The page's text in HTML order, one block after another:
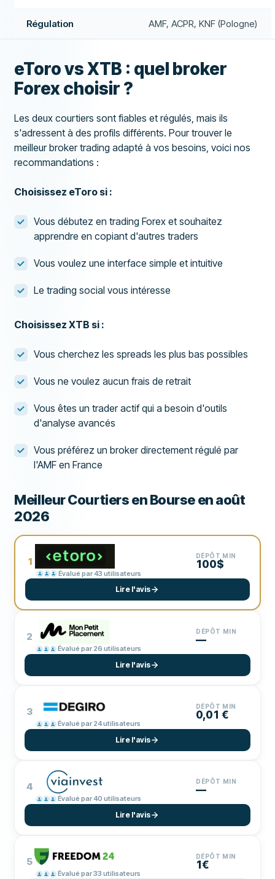
Régulation AMF, ACPR, KNF (Pologne)
eToro vs XTB : quel broker
Forex choisir ?
Les deux courtiers sont fiables et régulés, mais ils
s'adressent à des profils différents. Pour trouver le
meilleur broker trading adapté à vos besoins, voici nos
recommandations :
Choisissez eToro si :
Vous débutez en trading Forex et souhaitez
apprendre en copiant d'autres traders
Vous voulez une interface simple et intuitive
Le trading social vous intéresse
Choisissez XTB si :
Vous cherchez les spreads les plus bas possibles
Vous ne voulez aucun frais de retrait
Vous êtes un trader actif qui a besoin d'outils
d'analyse avancés
Vous préférez un broker directement régulé par
l'AMF en France
Meilleur Courtiers en Bourse en août
2026
1
Évalué par 43 utilisateurs
DÉPÔT MIN
100$
Lire l'avis
2
Évalué par 26 utilisateurs
DÉPÔT MIN
—
Lire l'avis
3
Évalué par 24 utilisateurs
DÉPÔT MIN
0,01 €
Lire l'avis
4
Évalué par 40 utilisateurs
DÉPÔT MIN
—
Lire l'avis
5
Évalué par 33 utilisateurs
DÉPÔT MIN
1€